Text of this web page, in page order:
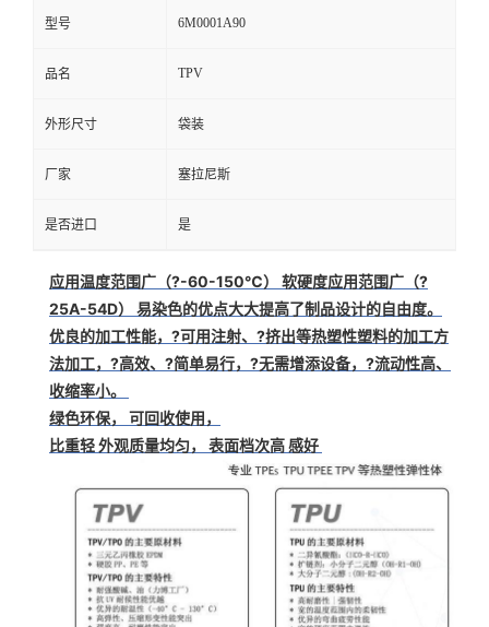
型号 6M0001A90
品名 TPV
外形尺寸 袋装
厂家 塞拉尼斯
是否进口 是
应用温度范围广（?-60-150℃） 软硬度应用范围广（?
25A-54D） 易染色的优点大大提高了制品设计的自由度。
优良的加工性能，?可用注射、?挤出等热塑性塑料的加工方
法加工，?高效、?简单易行，?无需增添设备，?流动性高、
收缩率小。
绿色环保， 可回收使用，
比重轻 外观质量均匀， 表面档次高 感好